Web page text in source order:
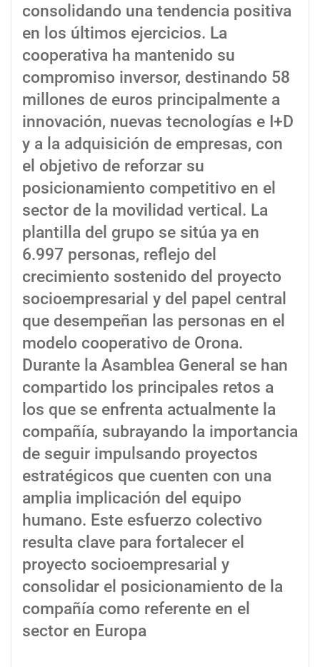
consolidando una tendencia positiva
en los últimos ejercicios. La
cooperativa ha mantenido su
compromiso inversor, destinando 58
millones de euros principalmente a
innovación, nuevas tecnologías e I+D
y a la adquisición de empresas, con
el objetivo de reforzar su
posicionamiento competitivo en el
sector de la movilidad vertical. La
plantilla del grupo se sitúa ya en
6.997 personas, reflejo del
crecimiento sostenido del proyecto
socioempresarial y del papel central
que desempeñan las personas en el
modelo cooperativo de Orona.
Durante la Asamblea General se han
compartido los principales retos a
los que se enfrenta actualmente la
compañía, subrayando la importancia
de seguir impulsando proyectos
estratégicos que cuenten con una
amplia implicación del equipo
humano. Este esfuerzo colectivo
resulta clave para fortalecer el
proyecto socioempresarial y
consolidar el posicionamiento de la
compañía como referente en el
sector en Europa